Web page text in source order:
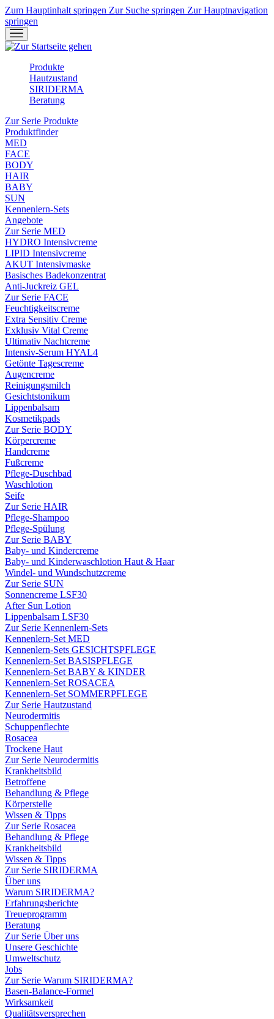
Zum Hauptinhalt springen Zur Suche springen Zur Hauptnavigation
springen
Produkte
Hautzustand
SIRIDERMA
Beratung
Zur Serie Produkte
Produktfinder
MED
FACE
BODY
HAIR
BABY
SUN
Kennenlern-Sets
Angebote
Zur Serie MED
HYDRO Intensivcreme
LIPID Intensivcreme
AKUT Intensivmaske
Basisches Badekonzentrat
Anti-Juckreiz GEL
Zur Serie FACE
Feuchtigkeitscreme
Extra Sensitiv Creme
Exklusiv Vital Creme
Ultimativ Nachtcreme
Intensiv-Serum HYAL4
Getönte Tagescreme
Augencreme
Reinigungsmilch
Gesichtstonikum
Lippenbalsam
Kosmetikpads
Zur Serie BODY
Körpercreme
Handcreme
Fußcreme
Pflege-Duschbad
Waschlotion
Seife
Zur Serie HAIR
Pflege-Shampoo
Pflege-Spülung
Zur Serie BABY
Baby- und Kindercreme
Baby- und Kinderwaschlotion Haut & Haar
Windel- und Wundschutzcreme
Zur Serie SUN
Sonnencreme LSF30
After Sun Lotion
Lippenbalsam LSF30
Zur Serie Kennenlern-Sets
Kennenlern-Set MED
Kennenlern-Sets GESICHTSPFLEGE
Kennenlern-Set BASISPFLEGE
Kennenlern-Set BABY & KINDER
Kennenlern-Set ROSACEA
Kennenlern-Set SOMMERPFLEGE
Zur Serie Hautzustand
Neurodermitis
Schuppenflechte
Rosacea
Trockene Haut
Zur Serie Neurodermitis
Krankheitsbild
Betroffene
Behandlung & Pflege
Körperstelle
Wissen & Tipps
Zur Serie Rosacea
Behandlung & Pflege
Krankheitsbild
Wissen & Tipps
Zur Serie SIRIDERMA
Über uns
Warum SIRIDERMA?
Erfahrungsberichte
Treueprogramm
Beratung
Zur Serie Über uns
Unsere Geschichte
Umweltschutz
Jobs
Zur Serie Warum SIRIDERMA?
Basen-Balance-Formel
Wirksamkeit
Qualitätsversprechen